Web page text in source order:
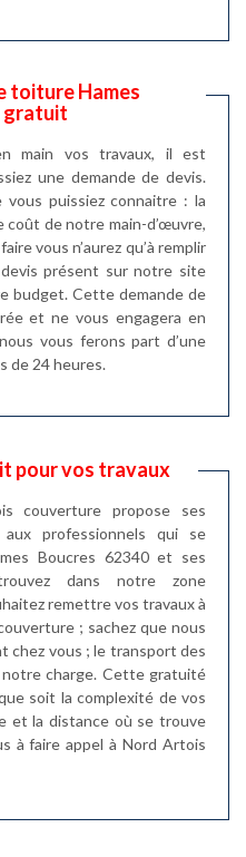
toiture Hames
gratuit
main vos travaux, il est
une demande de devis.
puissiez connaitre : la
de notre main-d’œuvre,
vous n’aurez qu’à remplir
présent sur notre site
budget. Cette demande de
et ne vous engagera en
vous ferons part d’une
de 24 heures.
pour vos travaux
couverture propose ses
professionnels qui se
Boucres 62340 et ses
dans notre zone
remettre vos travaux à
; sachez que nous
chez vous ; le transport des
charge. Cette gratuité
soit la complexité de vos
et la distance où se trouve
à faire appel à Nord Artois